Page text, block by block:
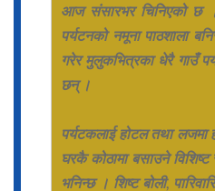
आज संसारभर चिनिएको छ ।
पर्यटनको नमूना पाठशाला
गरेर मुलुकभित्रका धेरै गाउँ
छन् ।
पर्यटकलाई होटल तथा लजमा
घरकै कोठामा बसाउने
भनिन्छ । शिष्ट बोली,